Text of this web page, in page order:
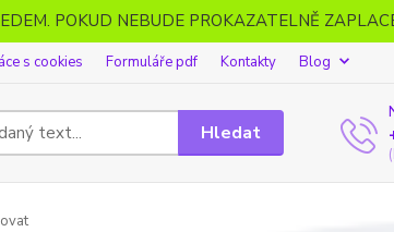
POKUD NEBUDE PROKAZATELNĚ
s cookies Formuláře pdf Kontakty Blog
Hledat